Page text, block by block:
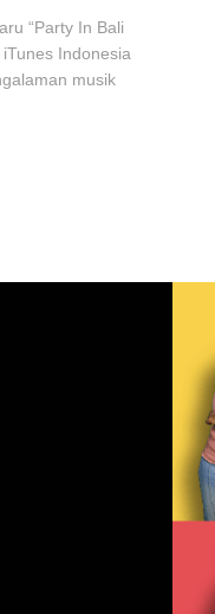
“Party In Bali
Indonesia
musik